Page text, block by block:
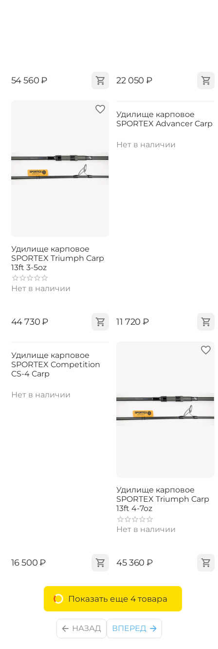
‍54 560‍₽ ‍22 050‍ ₽
Удилище карповое
SPORTEX Triumph Carp
13ft 3-5oz
Нет в наличии
‍44 730‍₽
Удилище карповое
SPORTEX Advancer Carp
Нет в наличии
‍11 720‍ ₽
Удилище карповое
SPORTEX Competition
CS-4 Carp
Нет в наличии
‍16 500‍₽
Удилище карповое
SPORTEX Triumph Carp
13ft 4-7oz
Нет в наличии
‍45 360‍ ₽
Показать еще 4 товара
НАЗАД ВПЕРЕД